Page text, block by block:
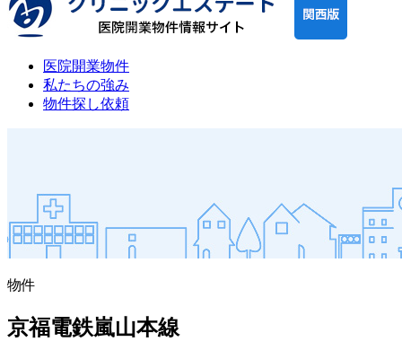
医院開業物件
私たちの強み
物件探し依頼
物件
京福電鉄嵐山本線